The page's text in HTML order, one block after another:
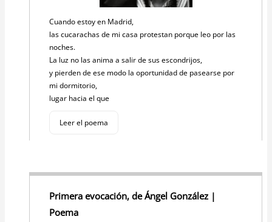
Cuando estoy en Madrid,
las cucarachas de mi casa protestan porque leo por las
noches.
La luz no las anima a salir de sus escondrijos,
y pierden de ese modo la oportunidad de pasearse por
mi dormitorio,
lugar hacia el que
Leer el poema
Primera evocación, de Ángel González |
Poema